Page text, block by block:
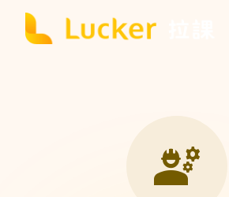
engineering